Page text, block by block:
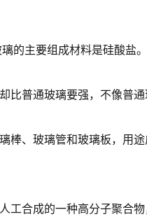
的主要组成材料是硅酸盐。
普通玻璃要强，不像普通
棒、玻璃管和玻璃板，用
工合成的一种高分子聚合